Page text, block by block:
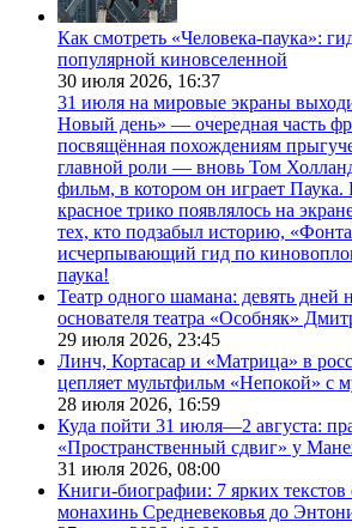
Как смотреть «Человека-паука»:
популярной киновселенной
30 июля 2026, 16:37
31 июля на мировые экраны
Новый день» — очередная часть
посвящённая похождениям
главной роли — вновь Том
фильм, в котором он играет Паука.
красное трико появлялось на
тех, кто подзабыл историю,
исчерпывающий гид по
паука!
Театр одного шамана: девять дней
основателя театра «Особняк»
29 июля 2026, 23:45
Линч, Кортасар и «Матрица» в
цепляет мультфильм «Непокой» с
28 июля 2026, 16:59
Куда пойти 31 июля—2 августа:
«Пространственный сдвиг» у
31 июля 2026, 08:00
Книги-биографии: 7 ярких
монахинь Средневековья до